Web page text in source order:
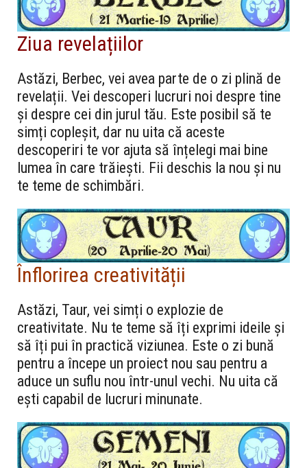
Ziua revelațiilor
Astăzi, Berbec, vei avea parte de o zi plină de
revelații. Vei descoperi lucruri noi despre tine
și despre cei din jurul tău. Este posibil să te
simți copleșit, dar nu uita că aceste
descoperiri te vor ajuta să înțelegi mai bine
lumea în care trăiești. Fii deschis la nou și nu
te teme de schimbări.
Înflorirea creativității
Astăzi, Taur, vei simți o explozie de
creativitate. Nu te teme să îți exprimi ideile și
să îți pui în practică viziunea. Este o zi bună
pentru a începe un proiect nou sau pentru a
aduce un suflu nou într-unul vechi. Nu uita că
ești capabil de lucruri minunate.